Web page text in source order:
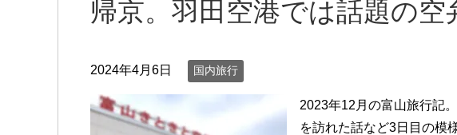
帰京。羽田空港では話題の空
2024年4月6日 国内旅行
2023年12月の富山旅行記
を訪れた話など3日目の模